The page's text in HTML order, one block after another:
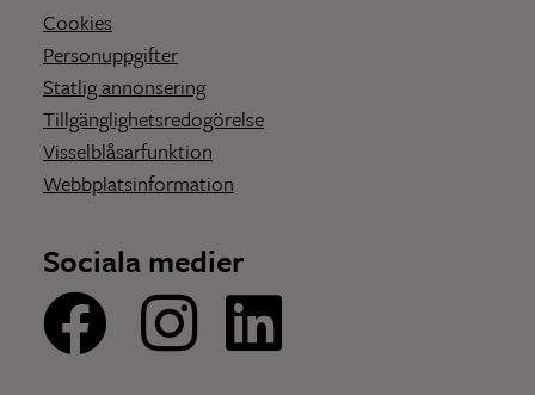
Cookies
Personuppgifter
Statlig annonsering
Tillgänglighetsredogörelse
Visselblåsarfunktion
Webbplatsinformation
Sociala medier